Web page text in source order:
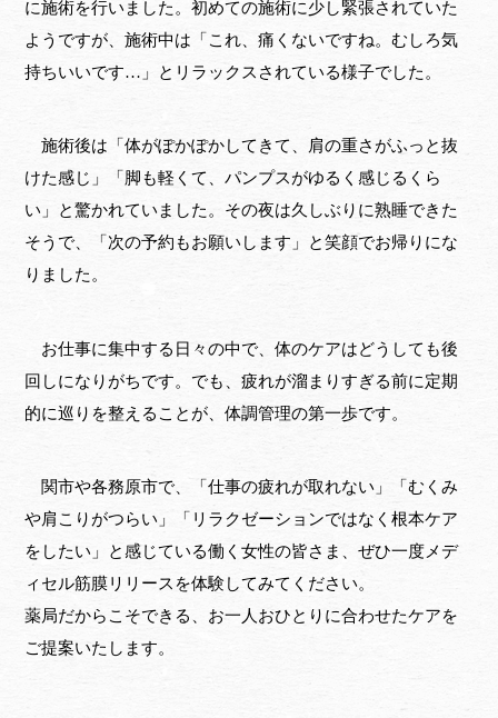
に施術を行いました。初めての施術に少し緊張されていた
ようですが、施術中は「これ、痛くないですね。むしろ気
持ちいいです…」とリラックスされている様子でした。
施術後は「体がぽかぽかしてきて、肩の重さがふっと抜
けた感じ」「脚も軽くて、パンプスがゆるく感じるくら
い」と驚かれていました。その夜は久しぶりに熟睡できた
そうで、「次の予約もお願いします」と笑顔でお帰りにな
りました。
お仕事に集中する日々の中で、体のケアはどうしても後
回しになりがちです。でも、疲れが溜まりすぎる前に定期
的に巡りを整えることが、体調管理の第一歩です。
関市や各務原市で、「仕事の疲れが取れない」「むくみ
や肩こりがつらい」「リラクゼーションではなく根本ケア
をしたい」と感じている働く女性の皆さま、ぜひ一度メデ
ィセル筋膜リリースを体験してみてください。
薬局だからこそできる、お一人おひとりに合わせたケアを
ご提案いたします。